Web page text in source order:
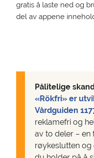
gratis å laste ned og
del av appene
Pålitelige
«Rökfri» er
Vårdguiden
reklamefri og
av to deler – en
røykeslutten og